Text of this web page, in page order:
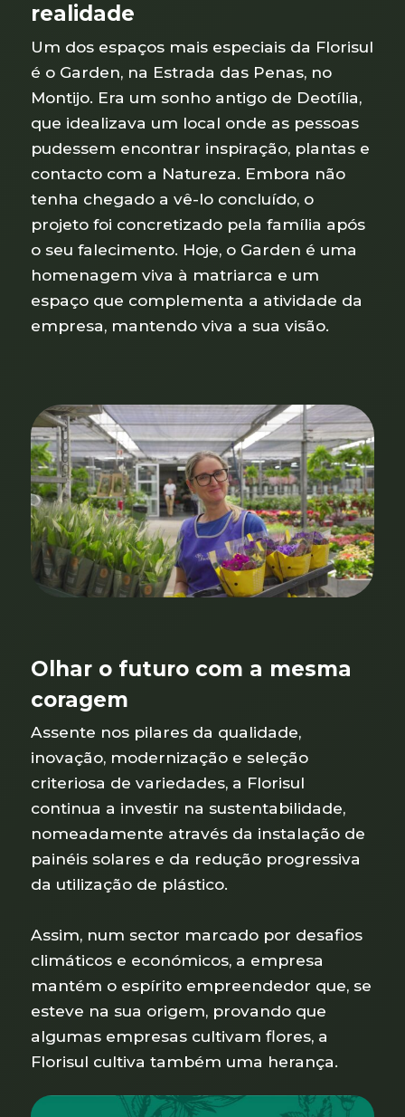
realidade
Um dos espaços mais especiais da Florisul
é o Garden, na Estrada das Penas, no
Montijo. Era um sonho antigo de Deotília,
que idealizava um local onde as pessoas
pudessem encontrar inspiração, plantas e
contacto com a Natureza. Embora não
tenha chegado a vê-lo concluído, o
projeto foi concretizado pela família após
o seu falecimento. Hoje, o Garden é uma
homenagem viva à matriarca e um
espaço que complementa a atividade da
empresa, mantendo viva a sua visão.
Olhar o futuro com a mesma
coragem
Assente nos pilares da qualidade,
inovação, modernização e seleção
criteriosa de variedades, a Florisul
continua a investir na sustentabilidade,
nomeadamente através da instalação de
painéis solares e da redução progressiva
da utilização de plástico.
Assim, num sector marcado por desafios
climáticos e económicos, a empresa
mantém o espírito empreendedor que, se
esteve na sua origem, provando que
algumas empresas cultivam flores, a
Florisul cultiva também uma herança.